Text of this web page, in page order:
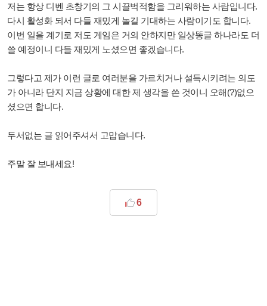
저는 항상 디벤 초창기의 그 시끌벅적함을 그리워하는 사람입니다.
다시 활성화 되서 다들 재밌게 놀길 기대하는 사람이기도 합니다.
이번 일을 계기로 저도 게임은 거의 안하지만 일상똥글 하나라도 더
쓸 예정이니 다들 재밌게 노셨으면 좋겠습니다.
그렇다고 제가 이런 글로 여러분을 가르치거나 설득시키려는 의도
가 아니라 단지 지금 상황에 대한 제 생각을 쓴 것이니 오해(?)없으
셨으면 합니다.
두서없는 글 읽어주셔서 고맙습니다.
주말 잘 보내세요!
6